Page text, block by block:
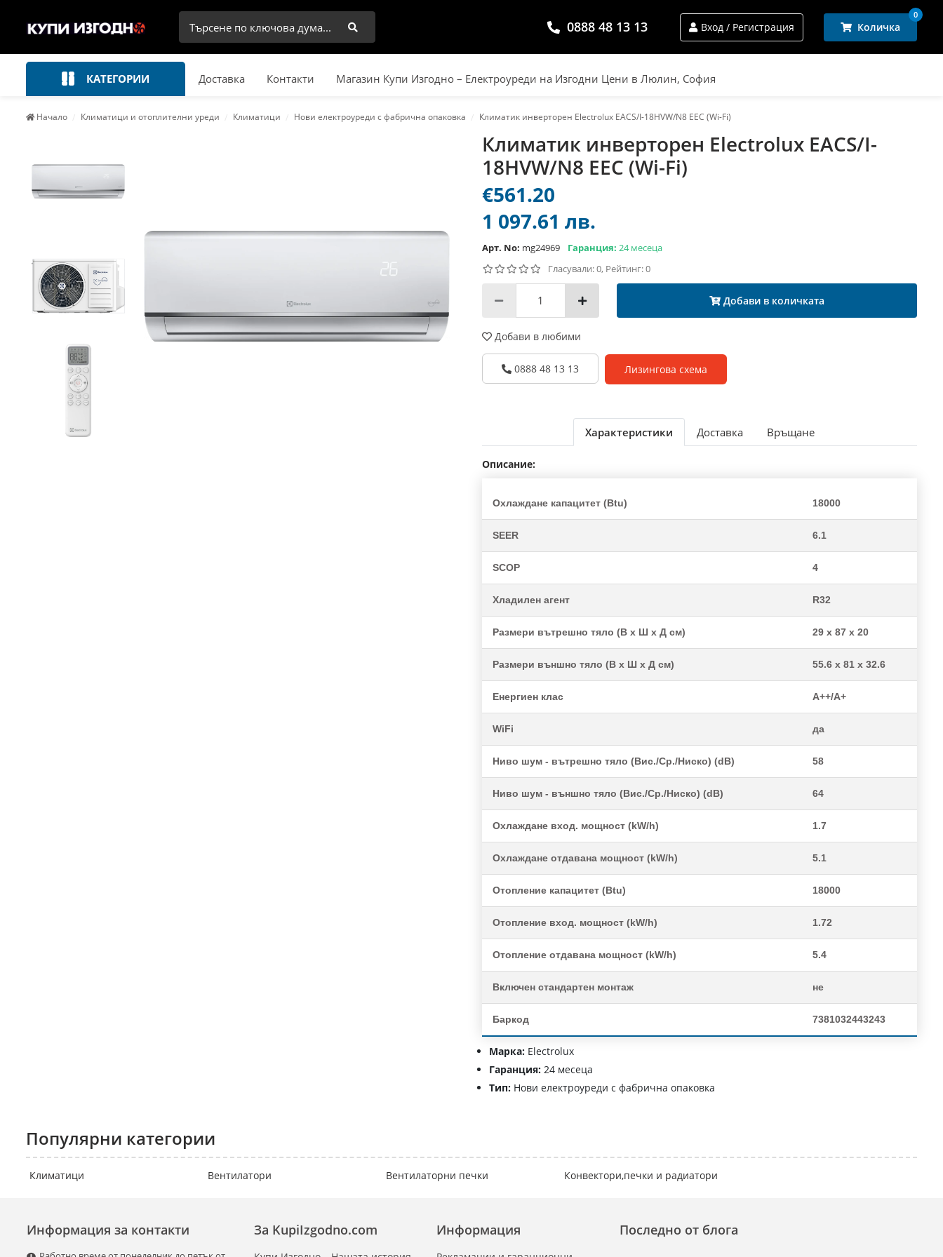
Търси 0888 48 13 13 Вход / Регистрация Количка
0
КАТЕГОРИИ Доставка Контакти Магазин Купи Изгодно – Електроуреди на Изгодни Цени в Люлин, София
Начало Климатици и отоплителни уреди Климатици Нови електроуреди с фабрична опаковка Климатик инверторен Electrolux EACS/I-18HVW/N8 EEC (Wi-Fi)
Климатик инверторен Electrolux EACS/I-
18HVW/N8 EEC (Wi-Fi)
€561.20
1 097.61 лв.
Арт. No: mg24969 Гаранция: 24 месеца
Гласували: 0, Рейтинг: 0
Добави в количката
Добави в любими
0888 48 13 13 Лизингова схема
Характеристики Доставка Връщане
Описание:
Охлаждане капацитет (Btu) 18000
SEER 6.1
SCOP 4
Хладилен агент R32
Размери вътрешно тяло (В x Ш x Д см) 29 x 87 x 20
Размери външно тяло (В x Ш x Д см) 55.6 x 81 x 32.6
Енергиен клас A++/A+
WiFi да
Ниво шум - вътрешно тяло (Вис./Ср./Ниско) (dB) 58
Ниво шум - външно тяло (Вис./Ср./Ниско) (dB) 64
Охлаждане вход. мощност (kW/h) 1.7
Охлаждане отдавана мощност (kW/h) 5.1
Отопление капацитет (Btu) 18000
Отопление вход. мощност (kW/h) 1.72
Отопление отдавана мощност (kW/h) 5.4
Включен стандартен монтаж не
Баркод 7381032443243
Марка: Electrolux
Гаранция: 24 месеца
Тип: Нови електроуреди с фабрична опаковка
Популярни категории
Климатици Вентилатори Вентилаторни печки Конвектори,печки и радиатори
Информация за контакти Информация
За KupiIzgodno.com Последно от блога